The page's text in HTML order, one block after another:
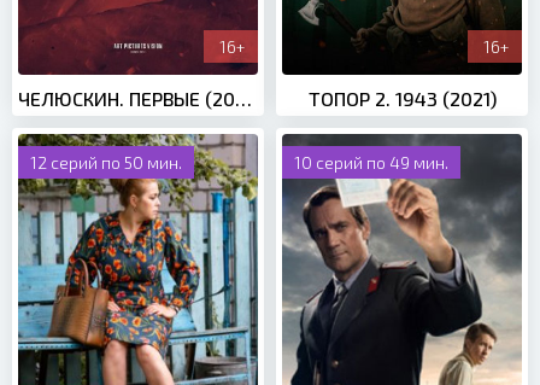
16+
ЧЕЛЮСКИН. ПЕРВЫЕ (2023)
16+
ТОПОР 2. 1943 (2021)
12 серий по 50 мин. 10 серий по 49 мин.